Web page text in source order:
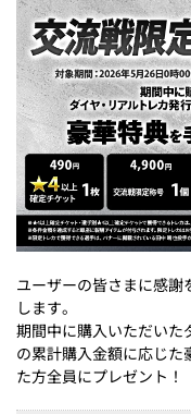
ユーザーの皆さまに感
します。
期間中に購入いただいた
の累計購入金額に応じ
た方全員にプレゼント！